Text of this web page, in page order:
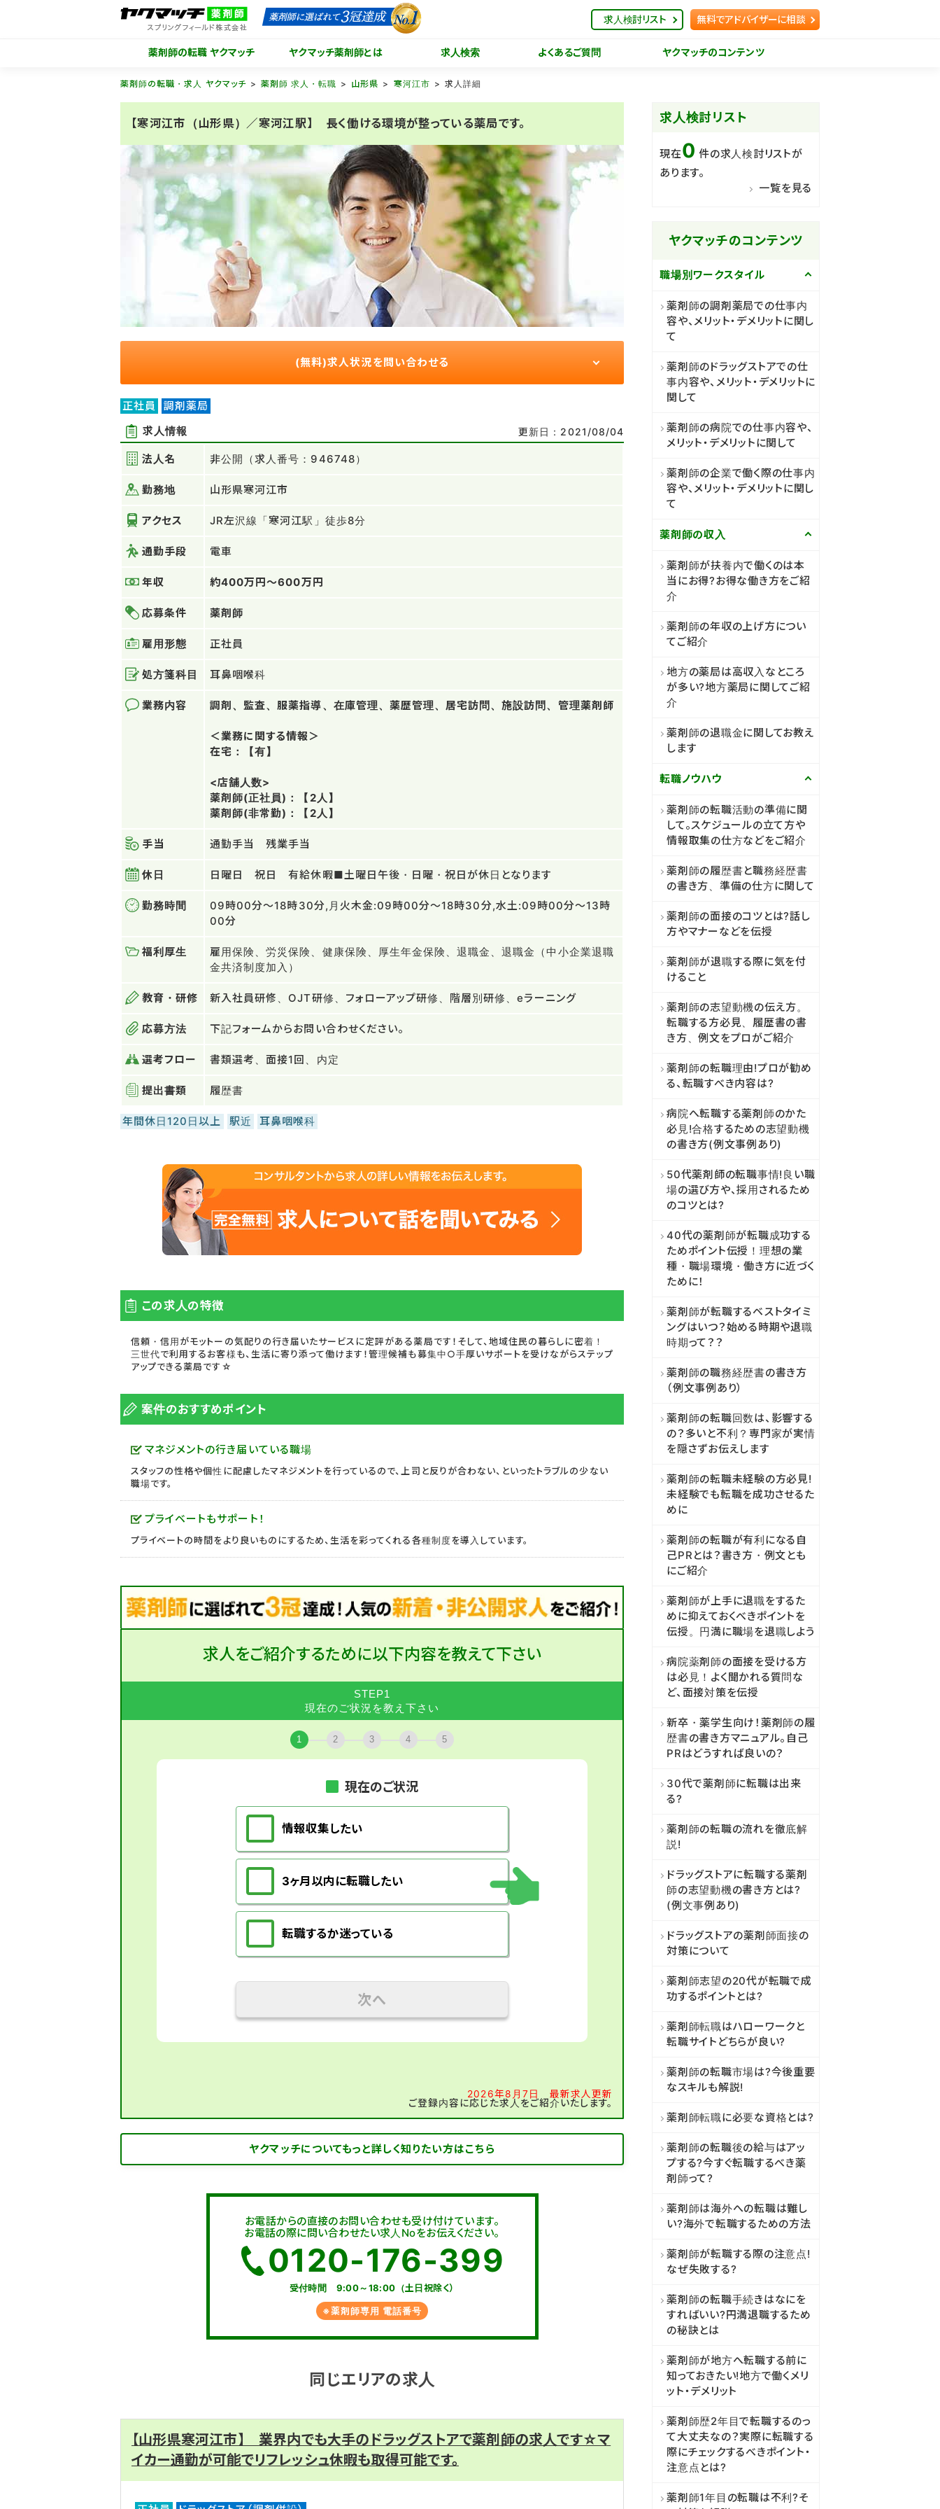
薬剤師の転職 ヤクマッチ ヤクマッチ薬剤師とは 求人検索 よくあるご質問 ヤクマッチのコンテンツ
求人検討リスト 無料でアドバイザーに相談
薬剤師の転職・求人 ヤクマッチ 薬剤師 求人・転職 山形県 寒河江市 求人詳細
【寒河江市（山形県）／寒河江駅】 長く働ける環境が整っている薬局です。
(無料)求人状況を問い合わせる
正社員
調剤薬局
求人情報
更新日：2021/08/04
法人名 非公開（求人番号：946748）
勤務地 山形県寒河江市
アクセス JR左沢線「寒河江駅」徒歩8分
通勤手段 電車
年収 約400万円～600万円
応募条件 薬剤師
雇用形態 正社員
処方箋科目 耳鼻咽喉科
業務内容 調剤、監査、服薬指導、在庫管理、薬歴管理、居宅訪問、施設訪問、管理薬剤師
＜業務に関する情報＞
在宅：【有】
<店舗人数>
薬剤師(正社員)：【2人】
薬剤師(非常勤)：【2人】
手当 通勤手当 残業手当
休日 日曜日 祝日 有給休暇■土曜日午後・日曜・祝日が休日となります
勤務時間
09時00分～18時30分,月火木金:09時00分～18時30分,水土:09時00分～13時
00分
福利厚生
雇用保険、労災保険、健康保険、厚生年金保険、退職金、退職金（中小企業退職
金共済制度加入）
教育・研修 新入社員研修、OJT研修、フォローアップ研修、階層別研修、eラーニング
応募方法 下記フォームからお問い合わせください。
選考フロー 書類選考、面接1回、内定
提出書類 履歴書
年間休日120日以上 駅近 耳鼻咽喉科
この求人の特徴
信頼・信用がモットーの気配りの行き届いたサービスに定評がある薬局です！そして、地域住民の暮らしに密着！
三世代で利用するお客様も、生活に寄り添って働けます！管理候補も募集中○手厚いサポートを受けながらステップ
アップできる薬局です☆
案件のおすすめポイント
マネジメントの行き届いている職場
スタッフの性格や個性に配慮したマネジメントを行っているので、上司と反りが合わない、といったトラブルの少ない
職場です。
プライベートもサポート！
プライベートの時間をより良いものにするため、生活を彩ってくれる各種制度を導入しています。
求人をご紹介するために以下内容を教えて下さい
STEP1
現在のご状況を教え下さい
1 2 3 4 5
現在のご状況
情報収集したい
3ヶ月以内に転職したい
転職するか迷っている
次へ
2026年8月7日 最新求人更新
ご登録内容に応じた求人をご紹介いたします。
1
薬剤師免許
薬剤師免許取得見込
正社員
パート
＜ 戻る
ヤクマッチについてもっと詳しく知りたい方はこちら
お電話からの直接のお問い合わせも受け付けています。
お電話の際に問い合わせたい求人Noをお伝えください。
0120-176-399
受付時間 9:00～18:00（土日祝除く）
※薬剤師専用 電話番号
同じエリアの求人
【山形県寒河江市】 業界内でも大手のドラッグストアで薬剤師の求人です☆マ
イカー通勤が可能でリフレッシュ休暇も取得可能です。
求人検討リスト
現在0 件の求人検討リストが
あります。
一覧を見る
ヤクマッチのコンテンツ
職場別ワークスタイル
薬剤師の調剤薬局での仕事内
容や、メリット・デメリットに関し
て
薬剤師のドラッグストアでの仕
事内容や、メリット・デメリットに
関して
薬剤師の病院での仕事内容や、
メリット・デメリットに関して
薬剤師の企業で働く際の仕事内
容や、メリット・デメリットに関し
て
薬剤師の収入
薬剤師が扶養内で働くのは本
当にお得?お得な働き方をご紹
介
薬剤師の年収の上げ方につい
てご紹介
地方の薬局は高収入なところ
が多い?地方薬局に関してご紹
介
薬剤師の退職金に関してお教え
します
転職ノウハウ
薬剤師の転職活動の準備に関
して。スケジュールの立て方や
情報取集の仕方などをご紹介
薬剤師の履歴書と職務経歴書
の書き方、準備の仕方に関して
薬剤師の面接のコツとは?話し
方やマナーなどを伝授
薬剤師が退職する際に気を付
けること
薬剤師の志望動機の伝え方。
転職する方必見、履歴書の書
き方、例文をプロがご紹介
薬剤師の転職理由!プロが勧め
る、転職すべき内容は?
病院へ転職する薬剤師のかた
必見!合格するための志望動機
の書き方(例文事例あり)
50代薬剤師の転職事情!良い職
場の選び方や、採用されるため
のコツとは?
40代の薬剤師が転職成功する
ためポイント伝授！理想の業
種・職場環境・働き方に近づく
ために！
薬剤師が転職するベストタイミ
ングはいつ？始める時期や退職
時期って？？
薬剤師の職務経歴書の書き方
（例文事例あり）
薬剤師の転職回数は、影響する
の？多いと不利？専門家が実情
を隠さずお伝えします
薬剤師の転職未経験の方必見!
未経験でも転職を成功させるた
めに
薬剤師の転職が有利になる自
己PRとは？書き方・例文とも
にご紹介
薬剤師が上手に退職をするた
めに抑えておくべきポイントを
伝授。円満に職場を退職しよう
病院薬剤師の面接を受ける方
は必見！よく聞かれる質問な
ど、面接対策を伝授
新卒・薬学生向け！薬剤師の履
歴書の書き方マニュアル。自己
PRはどうすれば良いの？
30代で薬剤師に転職は出来
る?
薬剤師の転職の流れを徹底解
説!
ドラッグストアに転職する薬剤
師の志望動機の書き方とは?
(例文事例あり)
ドラッグストアの薬剤師面接の
対策について
薬剤師志望の20代が転職で成
功するポイントとは?
薬剤師転職はハローワークと
転職サイトどちらが良い?
薬剤師の転職市場は?今後重要
なスキルも解説!
薬剤師転職に必要な資格とは?
薬剤師の転職後の給与はアッ
プする?今すぐ転職するべき薬
剤師って?
薬剤師は海外への転職は難し
い?海外で転職するための方法
薬剤師が転職する際の注意点!
なぜ失敗する?
薬剤師の転職手続きはなにを
すればいい?円満退職するため
の秘訣とは
薬剤師が地方へ転職する前に
知っておきたい!地方で働くメリ
ット・デメリット
薬剤師歴2年目で転職するのっ
て大丈夫なの？実際に転職する
際にチェックするべきポイント・
注意点とは?
薬剤師1年目の転職は不利?そ